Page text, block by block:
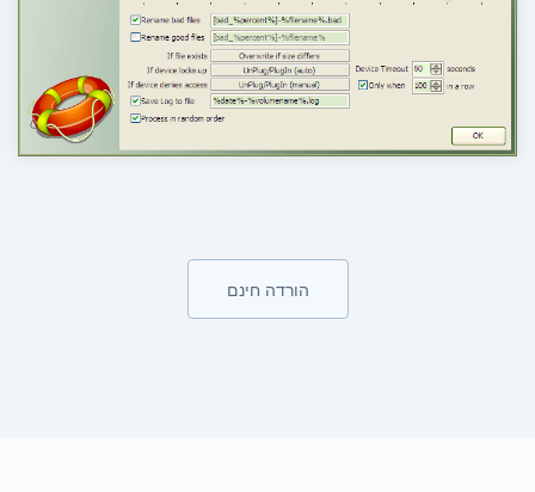
הורדה חינם